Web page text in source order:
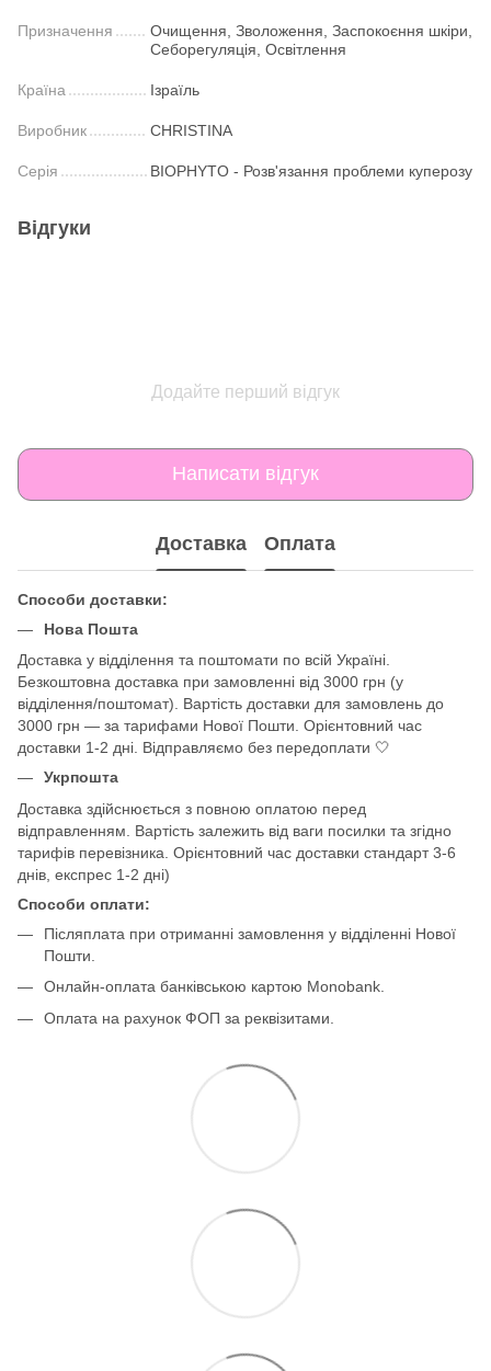
Призначення
Очищення, Зволоження, Заспокоєння шкіри,
Себорегуляція, Освітлення
Країна Ізраїль
Виробник CHRISTINA
Серія BIOPHYTO - Розв'язання проблеми куперозу
Відгуки
Додайте перший відгук
Написати відгук
Доставка Оплата
Способи доставки:
Нова Пошта
Доставка у відділення та поштомати по всій Україні.
Безкоштовна доставка при замовленні від 3000 грн (у
відділення/поштомат). Вартість доставки для замовлень до
3000 грн — за тарифами Нової Пошти. Орієнтовний час
доставки 1-2 дні. Відправляємо без передоплати 🤍
Укрпошта
Доставка здійснюється з повною оплатою перед
відправленням. Вартість залежить від ваги посилки та згідно
тарифів перевізника. Орієнтовний час доставки стандарт 3-6
днів, експрес 1-2 дні)
Способи оплати:
Післяплата при отриманні замовлення у відділенні Нової
Пошти.
Онлайн-оплата банківською картою Monobank.
Оплата на рахунок ФОП за реквізитами.